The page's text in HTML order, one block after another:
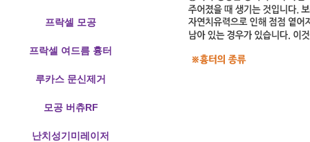
프락셀 모공
프락셀 여드름 흉터
루카스 문신제거
모공 버츄RF
난치성기미레이저